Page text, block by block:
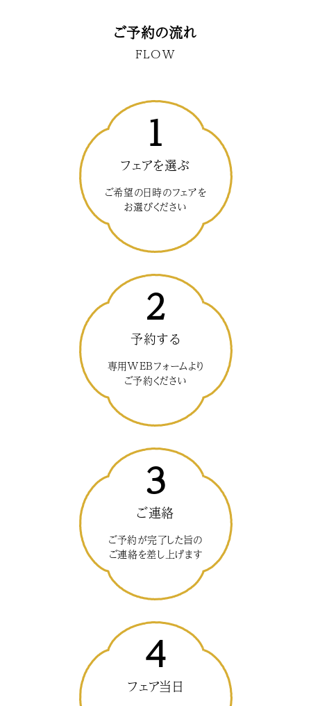
ご予約の流れ
FLOW
1
フェアを選ぶ
ご希望の日時のフェアを
お選びください
2
予約する
専用WEBフォームより
ご予約ください
3
ご連絡
ご予約が完了した旨の
ご連絡を差し上げます
4
フェア当日